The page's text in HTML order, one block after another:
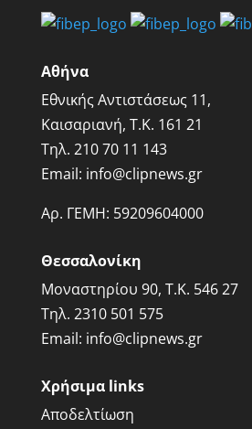
Αθήνα
Εθνικής Αντιστάσεως 11,
Καισαριανή, Τ.Κ. 161 21
Τηλ. 210 70 11 143
Email: info@clipnews.gr
Αρ. ΓΕΜΗ: 59209604000
Θεσσαλονίκη
Μοναστηρίου 90, Τ.Κ. 546 27
Τηλ. 2310 501 575
Email: info@clipnews.gr
Χρήσιμα links
Αποδελτίωση